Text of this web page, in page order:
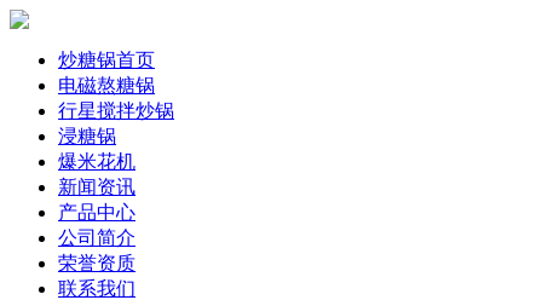
炒糖锅首页
电磁熬糖锅
行星搅拌炒锅
浸糖锅
爆米花机
新闻资讯
产品中心
公司简介
荣誉资质
联系我们